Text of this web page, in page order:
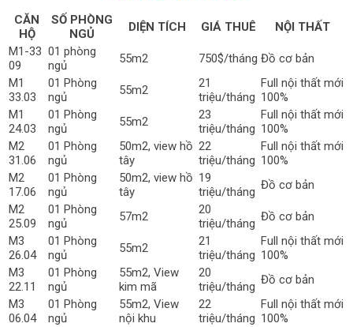
CĂN
HỘ
SỐ PHÒNG
NGỦ
DIỆN TÍCH GIÁ THUÊ
NỘI THẤT
M1-33
09
01 phòng
ngủ
55m2 750$/tháng Đồ cơ bản
M1
33.03
01 Phòng
ngủ
55m2
21
triệu/tháng
Full nội thất mới
100%
M1
24.03
01 Phòng
ngủ
55m2
23
triệu/tháng
Full nội thất mới
100%
M2
31.06
01 Phòng
ngủ
50m2, view hồ
tây
22
triệu/tháng
Full nội thất mới
100%
M2
17.06
01 Phòng
ngủ
50m2, view hồ
tây
19
triệu/tháng Đồ cơ bản
M2
25.09
01 Phòng
ngủ
57m2
20
triệu/tháng Đồ cơ bản
M3
26.04
01 Phòng
ngủ
55m2
21
triệu/tháng
Full nội thất mới
100%
M3
22.11
01 Phòng
ngủ
55m2, View
kim mã
20
triệu/tháng Đồ cơ bản
M3
06.04
01 Phòng
ngủ
55m2, View
nội khu
22
triệu/tháng
Full nội thất mới
100%